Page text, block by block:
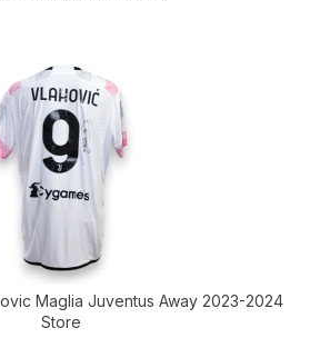
Maglia Juventus Away 2023-2024
Store